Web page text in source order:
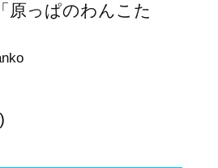
原っぱのわんこた